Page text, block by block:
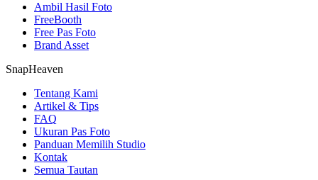
Ambil Hasil Foto
FreeBooth
Free Pas Foto
Brand Asset
SnapHeaven
Tentang Kami
Artikel & Tips
FAQ
Ukuran Pas Foto
Panduan Memilih Studio
Kontak
Semua Tautan